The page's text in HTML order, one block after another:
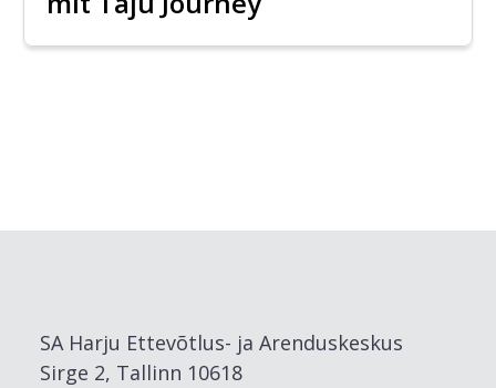
SA Harju Ettevõtlus- ja Arenduskeskus
Sirge 2, Tallinn 10618